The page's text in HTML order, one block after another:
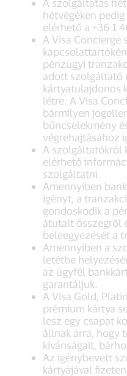
A szolgáltatás
hétvégéken
elérhető a +36 1
A Visa Concierge
pénzügyi
adott szolgáltató
kártyatulajdonos
létre. A Visa
bármilyen
bűncselekmény
végrehajtásához
A szolgáltatókról
elérhető
szolgáltatni.
Amennyiben
igényt, a
gondoskodik a
átutalt összegről
beleegyezését a
Amennyiben a
letétbe
az ügyfél
garantáljuk.
A Visa Gold,
prémium kártya
lesz egy csapat
állnak arra, hogy
kívánságait,
Az igénybevett
kártyájával